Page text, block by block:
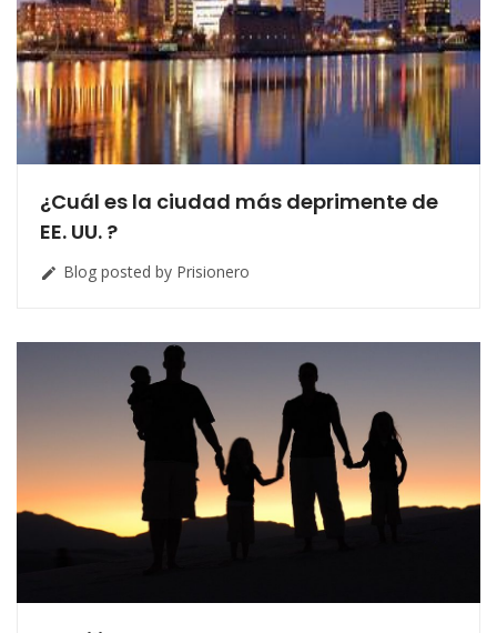
¿Cuál es la ciudad más deprimente de
EE. UU. ?
 Blog posted by Prisionero